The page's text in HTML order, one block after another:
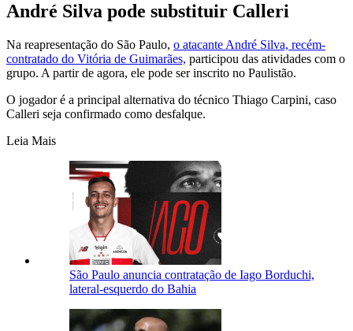
André Silva pode substituir Calleri
Na reapresentação do São Paulo, o atacante André Silva, recém-
contratado do Vitória de Guimarães, participou das atividades com o
grupo. A partir de agora, ele pode ser inscrito no Paulistão.
O jogador é a principal alternativa do técnico Thiago Carpini, caso
Calleri seja confirmado como desfalque.
Leia Mais
São Paulo anuncia contratação de Iago Borduchi,
lateral-esquerdo do Bahia